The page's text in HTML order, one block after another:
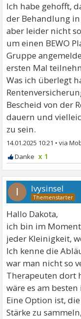
Ich habe gehofft,
der Behandlung
aber leider nicht
um einen BEWO
Gruppe
ersten Mal
Was ich überlegt
Bescheid von der
dauern und
zu sein.
14.01.2025 10:21 •
x 1
I Ivysinsel
Hallo Dakota,
ich bin im
jeder Kleinigkeit,
Ich kenne die
war man nicht so
Therapeuten dort
wäre es am
Eine Option ist,
Stärke zu